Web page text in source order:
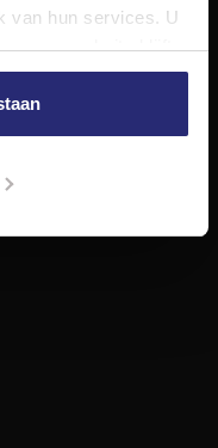
van hun services. U
u onze website blijft